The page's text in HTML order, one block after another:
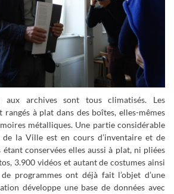
aux archives sont tous climatisés. Les
à plat dans des boîtes, elles-mêmes
métalliques. Une partie considérable
la Ville est en cours d’inventaire et de
conservées elles aussi à plat, ni pliées
3.900 vidéos et autant de costumes ainsi
programmes ont déjà fait l’objet d’une
développe une base de données avec